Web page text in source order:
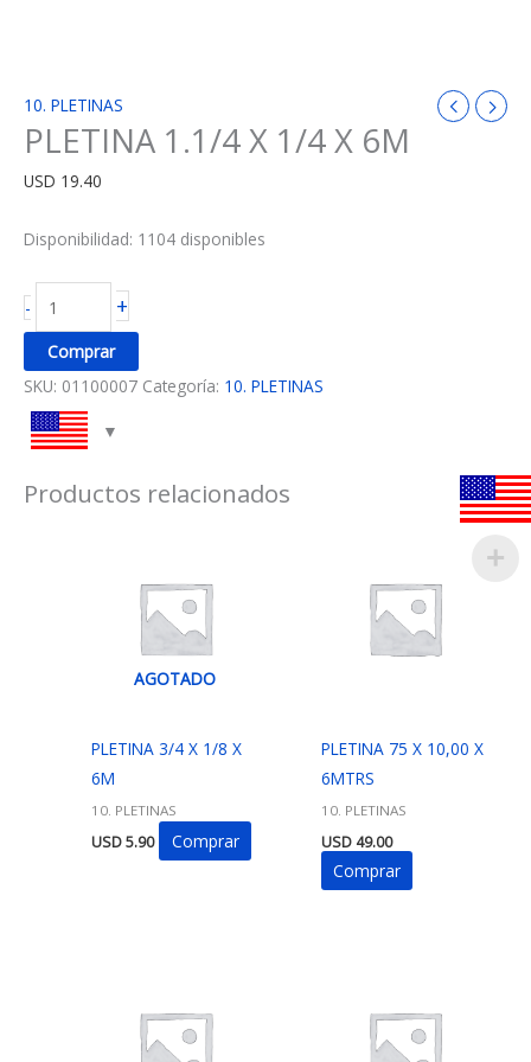
10. PLETINAS
PLETINA 1.1/4 X 1/4 X 6M
USD 19.40
Disponibilidad: 1104 disponibles
- +
Comprar
SKU: 01100007 Categoría: 10. PLETINAS
Productos relacionados
AGOTADO
PLETINA 3/4 X 1/8 X
6M
10. PLETINAS
USD5.90 Comprar
PLETINA 75 X 10,00 X
6MTRS
10. PLETINAS
USD49.00
Comprar